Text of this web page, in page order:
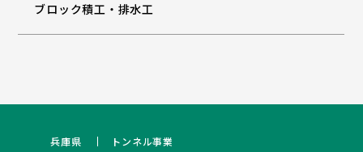
ブロック積工・排水工
兵庫県 トンネル事業